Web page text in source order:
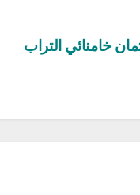
خامنائي التراب